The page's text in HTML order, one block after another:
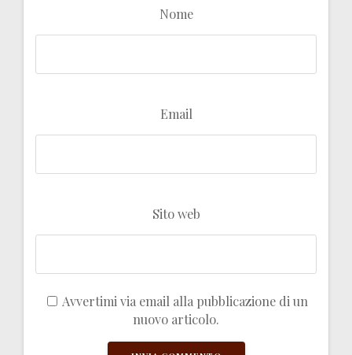
Nome
Email
Sito web
Avvertimi via email alla pubblicazione di un
nuovo articolo.